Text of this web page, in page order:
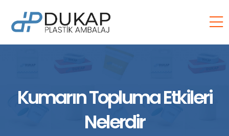
Kumarın Topluma Etkileri
Nelerdir